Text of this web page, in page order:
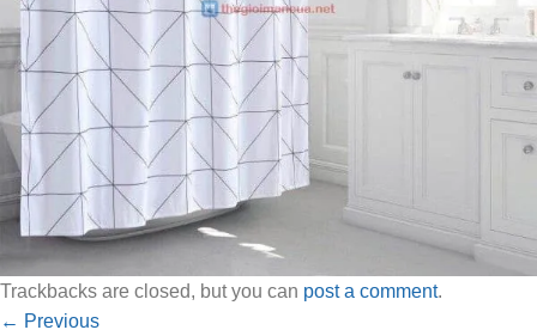
Trackbacks are closed, but you can post a comment.
← Previous